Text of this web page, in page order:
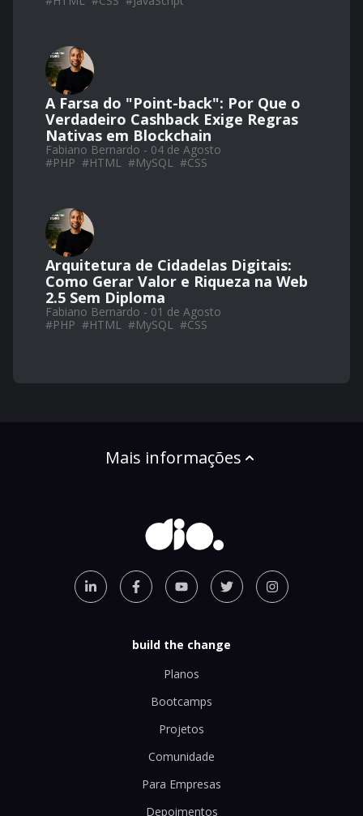
A Farsa do "Point-back": Por Que o
Verdadeiro Cashback Exige Regras
Nativas em Blockchain
Fabiano Bernardo - 04 de Agosto
#PHP #HTML #MySQL #CSS
Arquitetura de Cidadelas Digitais:
Como Gerar Valor e Riqueza na Web
2.5 Sem Diploma
Fabiano Bernardo - 01 de Agosto
#PHP #HTML #MySQL #CSS
Mais informações
build the change
Planos
Bootcamps
Projetos
Comunidade
Para Empresas
Depoimentos